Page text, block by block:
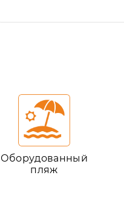
Оборудованный
пляж